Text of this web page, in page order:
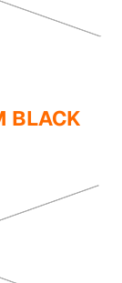
BLACK